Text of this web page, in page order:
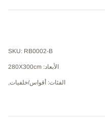
SKU: RB0002-B
الأبعاد: 280Χ300cm
الفئات: أقواس/خلفيات,